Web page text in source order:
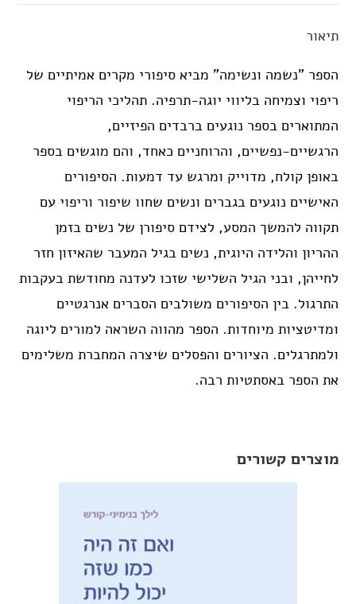
תיאור
הספר "נשמה ונשימה" מביא סיפורי מקרים אמיתיים של
ריפוי וצמיחה בליווי יוגה-תרפיה. תהליכי הריפוי
המתוארים בספר נוגעים ברבדים הפיזיים,
הרגשיים-נפשיים, והרוחניים כאחד, והם מוגשים בספר
באופן קולח, מדוייק ומרגש עד דמעות. הסיפורים
האישיים נוגעים בגברים ונשים שחוו שיפור וריפוי עם
תקווה להמשך המסע, לצידם סיפורן של נשים בזמן
ההריון והלידה היוגית, נשים בגיל המעבר שהאיזון חזר
לחייהן, ובני הגיל השלישי שזכו לעדנה מחודשת בעקבות
התרגול. בין הסיפורים משולבים הסברים אנרגטיים
ומדיטציות מיוחדות. הספר מהווה השראה למורים ליוגה
ולמתרגלים. הציורים והפסלים שיצרה המחברת משלימים
את הספר באסתטיות רבה.
מוצרים קשורים